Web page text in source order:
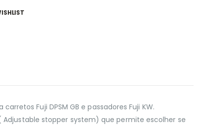
Fuji DPSM GB e passadores Fuji KW.
stopper system) que permite escolher se